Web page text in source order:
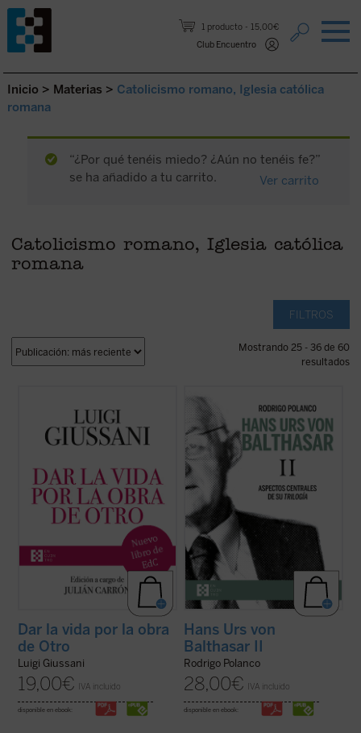
1 producto
15,00€
Club Encuentro
Saltar al contenido.
Inicio > Materias > Catolicismo romano, Iglesia católica
romana
“¿Por qué tenéis miedo? ¿Aún no tenéis fe?”
se ha añadido a tu carrito.
Ver carrito
Catolicismo romano, Iglesia católica
romana
FILTROS
Mostrando 25 - 36 de 60
resultados
2004) es el sexto y último volumen
dedicado a las intervenciones de don Luigi
Giussani en los Ejercicios espirituales de la
Fraternidad de Comunión y Liberación. En
Dar la vida por la obra
de Otro
Luigi Giussani
19,00€ IVA incluido
disponible en ebook:
Este segundo volumen está dedicado a las
líneas centrales de la
Trilogía teológica, su
obra central, escrita entre 1961 y 1987.
Señalada por el propio von Balthasar como
«el plan fundamental, la preocupación de
una vida», este ...
(ver ficha)
Hans Urs von
Balthasar II
Rodrigo Polanco
28,00€ IVA incluido
disponible en ebook: